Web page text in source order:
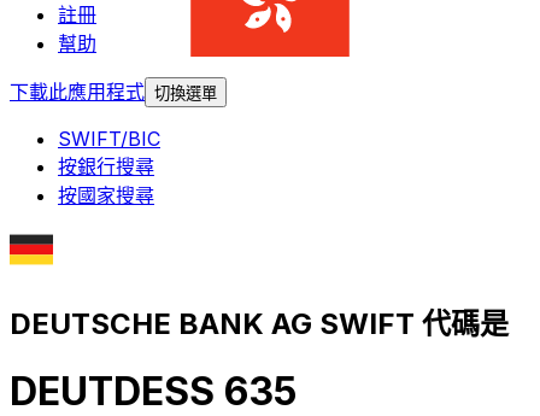
註冊
幫助
下載此應用程式 切換選單
SWIFT/BIC
按銀行搜尋
按國家搜尋
DEUTSCHE BANK AG SWIFT 代碼是
DEUTDESS 635